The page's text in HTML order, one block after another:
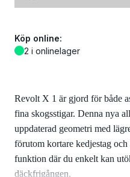
Revolt X 1 är gjord för både
fina skogsstigar. Denna nya
uppdaterad geometri med
förutom kortare kedjestag
funktion där du enkelt kan
däckfrigången.
Köp online:
2 i onlinelager